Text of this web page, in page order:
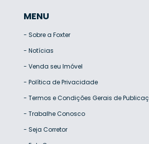
MENU
- Sobre a Foxter
- Notícias
- Venda seu Imóvel
- Política de Privacidade
- Termos e Condições Gerais de
- Trabalhe Conosco
- Seja Corretor